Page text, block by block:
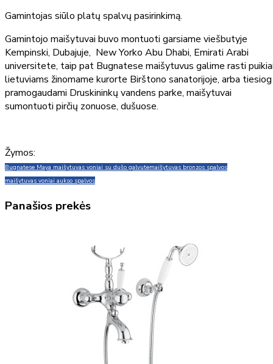
Gamintojas siūlo platų spalvų pasirinkimą.
Gamintojo maišytuvai buvo montuoti garsiame viešbutyje
Kempinski, Dubajuje, New Yorko Abu Dhabi, Emirati Arabi
universitete, taip pat Bugnatese maišytuvus galime rasti
lietuviams žinomame kurorte Birštono sanatorijoje, arba tiesiog
pramogaudami Druskininkų vandens parke, maišytuvai
sumontuoti pirčių zonuose, dušuose.
Žymos:
Bugnatese Maya maišytuvas voniai su dušo galvutemaišytuvas bronzos spalvos
maišytuvas voniai aukso spalvos
Panašios prekės